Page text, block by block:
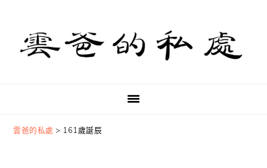
primary
navigation
content
primary
sidebar
雲爸的私處 > 161歲誕辰